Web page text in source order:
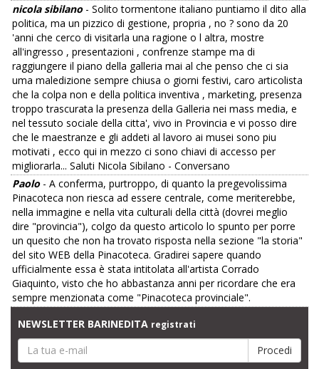
nicola sibilano- Solito tormentone italiano puntiamo il dito alla
politica, ma un pizzico di gestione, propria , no ? sono da 20
'anni che cerco di visitarla una ragione o l altra, mostre
all'ingresso , presentazioni , confrenze stampe ma di
raggiungere il piano della galleria mai al che penso che ci sia
uma maledizione sempre chiusa o giorni festivi, caro articolista
che la colpa non e della politica inventiva , marketing, presenza
troppo trascurata la presenza della Galleria nei mass media, e
nel tessuto sociale della citta', vivo in Provincia e vi posso dire
che le maestranze e gli addeti al lavoro ai musei sono piu
motivati , ecco qui in mezzo ci sono chiavi di accesso per
migliorarla... Saluti Nicola Sibilano - Conversano
Paolo- A conferma, purtroppo, di quanto la pregevolissima
Pinacoteca non riesca ad essere centrale, come meriterebbe,
nella immagine e nella vita culturali della città (dovrei meglio
dire "provincia"), colgo da questo articolo lo spunto per porre
un quesito che non ha trovato risposta nella sezione "la storia"
del sito WEB della Pinacoteca. Gradirei sapere quando
ufficialmente essa è stata intitolata all'artista Corrado
Giaquinto, visto che ho abbastanza anni per ricordare che era
sempre menzionata come "Pinacoteca provinciale".
NEWSLETTER BARINEDITA registrati